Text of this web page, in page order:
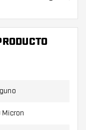
por 3
es de color
está
elegante.
y rosa.
Micron